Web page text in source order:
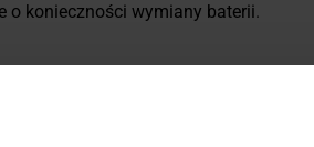
o konieczności wymiany baterii.